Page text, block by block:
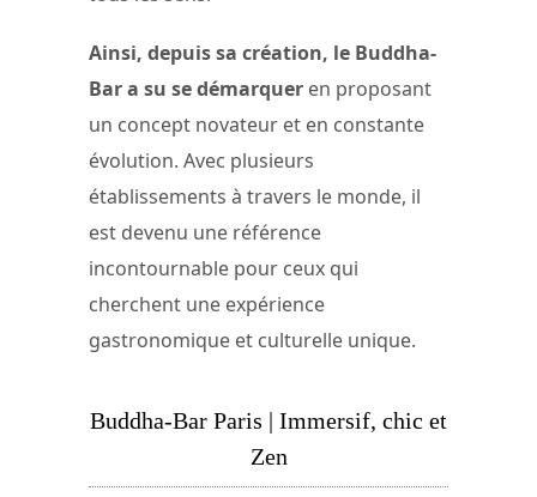
Ainsi, depuis sa création, le Buddha-
Bar a su se démarquer en proposant
un concept novateur et en constante
évolution. Avec plusieurs
établissements à travers le monde, il
est devenu une référence
incontournable pour ceux qui
cherchent une expérience
gastronomique et culturelle unique.
Buddha-Bar Paris | Immersif, chic et
Zen